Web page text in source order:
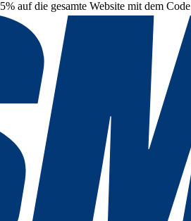
auf die gesamte Website mit dem Code